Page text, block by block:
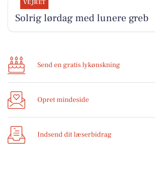
VEJRET
Solrig lørdag med lunere greb
Send en gratis lykønskning
Opret mindeside
Indsend dit læserbidrag